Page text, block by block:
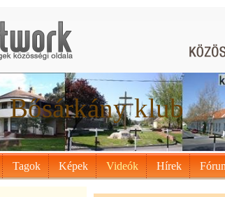
Bősárkány klub
Tagok Képek Videók Hírek